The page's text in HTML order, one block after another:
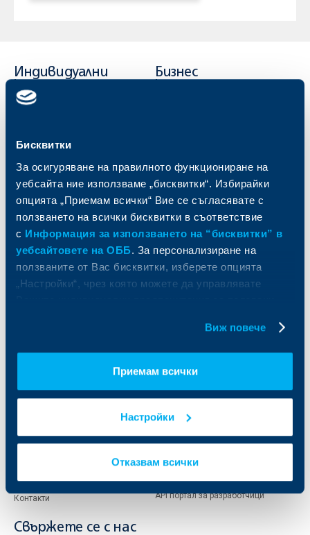
Бисквитки
За осигуряване на правилното функциониране на
уебсайта ние използваме „бисквитки“. Избирайки
опцията „Приемам всички“ Вие се съгласявате с
ползването на всички бисквитки в съответствие
с Информация за използването на “бисквитки” в
уебсайтовете на ОББ. За персонализиране на
ползваните от Вас бисквитки, изберете опцията
„Настройки“, чрез която можете да управлявате
Виж повече
Приемам всички
Настройки
Отказвам всички
Индивидуални
клиенти
Кредити
Спестявания и инвестиции
Частно банкиране
Застраховки
Актуализация на клиентски данни
Бизнес
ПОС терминали
Пазари, инвестиционно банкиране
и попечителски услуги
За ОББ
Управление
Европейско финансиране
Тарифи и общи условия
ОББ Галерия
Вашето мнение
Контакти
Групата на KBC
ОББ Интерлийз
ОББ Асет мениджмънт
ОББ Застрахователен брокер
Продажба на имоти
Защита на личните данни
Важни документи
API портал за разработчици
Свържете се с нас